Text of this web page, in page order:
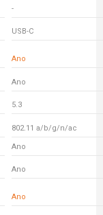
-
USB-C
Ano
Ano
5.3
802.11 a/b/g/n/ac
Ano
Ano
Ano